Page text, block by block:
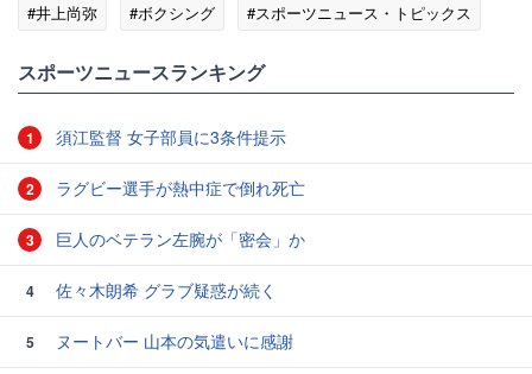
#井上尚弥
#ボクシング #スポーツニュース・トピックス
スポーツニュースランキング
1 須江監督 女子部員に3条件提示
2 ラグビー選手が熱中症で倒れ死亡
3 巨人のベテラン左腕が「密会」か
4 佐々木朗希 グラブ疑惑が続く
5
ヌートバー 山本の気遣いに感謝